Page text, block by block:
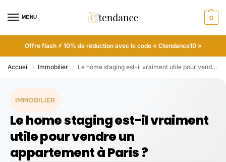
MENU 0
Offre flash ⚡ 10% de réduction avec le code « Ctendance10 »
Accueil / Immobilier / Le home staging est-il vraiment utile pour vendre un appartement à Paris ?
IMMOBILIER
Le home staging est-il vraiment
utile pour vendre un
appartement à Paris ?